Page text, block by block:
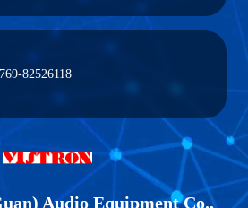
82526118
Audio Equipment Co.,